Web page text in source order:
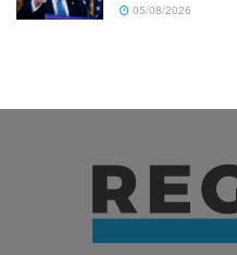
05/08/2026